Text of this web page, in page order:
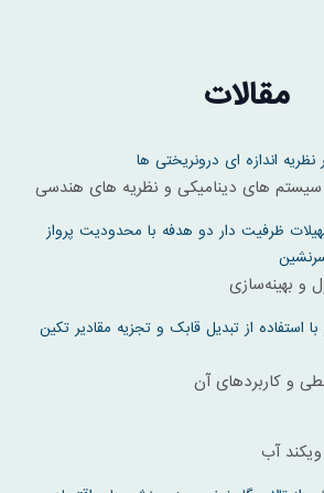
مقالات
نظریه اندازه ای درونریختی ها
های ديناميکی و نظريه های هندسی
ظرفیت دار دو هدفه با محدودیت پرواز
و بهینه‌سازی
استفاده از تبدیل قابک و تجزیه مقادیر تکین
و کاربردهای آن
آب